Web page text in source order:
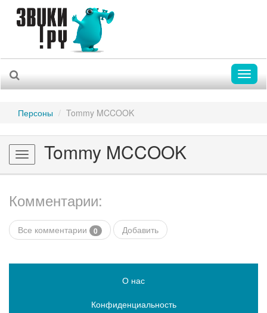
Персоны Tommy MCCOOK
Toggle
navigation
Tommy MCCOOK
Комментарии:
Все комментарии 0 Добавить
О нас
Конфиденциальность